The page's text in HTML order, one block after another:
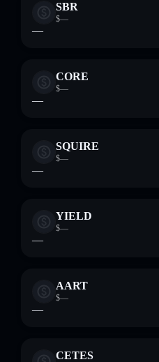
SBR
$—
—
CORE
$—
—
SQUIRE
$—
—
YIELD
$—
—
AART
$—
—
CETES